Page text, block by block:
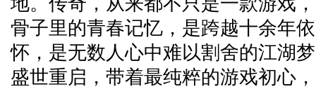
骨子里的青春记忆，是跨越十余年
怀，是无数人心中难以割舍的江湖
盛世重启，带着最纯粹的游戏初心